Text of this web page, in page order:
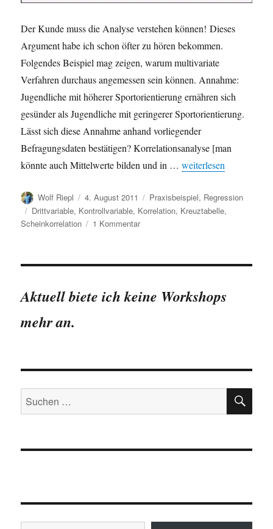
Der Kunde muss die Analyse verstehen können! Dieses
Argument habe ich schon öfter zu hören bekommen.
Folgendes Beispiel mag zeigen, warum multivariate
Verfahren durchaus angemessen sein können. Annahme:
Jugendliche mit höherer Sportorientierung ernähren sich
gesünder als Jugendliche mit geringerer Sportorientierung.
Lässt sich diese Annahme anhand vorliegender
Befragungsdaten bestätigen? Korrelationsanalyse [man
könnte auch Mittelwerte bilden und in …„Warum multivariate
weiterlesen
Autor
Wolf Riepl
Veröffentlicht
am
4. August 2011 Kategorien
Praxisbeispiel, Regression
Schlagwörter
Drittvariable, Kontrollvariable, Korrelation, Kreuztabelle,
Scheinkorrelation
1 Kommentarzu
Forschung
Aktuell biete ich keine Workshops
mehr an.
Suchen
nach:
Gib deine E-Mail-Adresse ein ...